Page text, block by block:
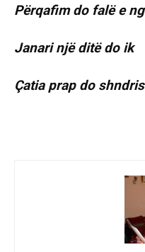
Përqafim do falë e
Janari një ditë do ik
Çatia prap do